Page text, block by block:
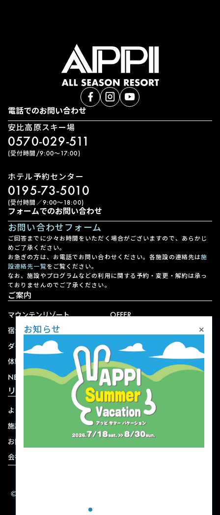
電話でのお問い合わせ
安比高原スキー場
0570-029-511
(受付時間/9:00〜17:00)
ホテル予約センター
0195-73-5010
(受付時間／9:00〜18:00)
フォームでのお問い合わせ
お問い合わせフォーム
ご回答までに少々お時間をいただく場合がございますので、あらかじ
めご了承ください。
お急ぎの方は、お電話でお問い合わせください。各施設の連絡先は施
設連絡先一覧をご覧ください。
なお、施設やプログラムなどの利用に関する予約・変更・解約は承っ
ておりませんのでご了承ください。
ご案内
マウンテンリゾート
宿泊
ダイニング
体験
NEWS
OFFER
ショップ
リゾート情報
よくある質問
施設連絡先一覧
お問い合わせ
会社概要
関連施設
資料ダウンロード
© 2004-2026 株式会社岩手ホテルアンドリゾート.
お知らせ ×